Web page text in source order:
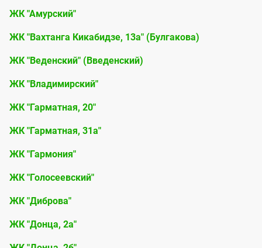
и
.
о
м
п
е
к
с
ы
ЖК "Амурский"
ЖК "Вахтанга Кикабидзе, 13а" (Булгакова)
ЖК "Веденский" (Введенский)
ЖК "Владимирский"
ЖК "Гарматная, 20"
ЖК "Гарматная, 31а"
ЖК "Гармония"
ЖК "Голосеевский"
ЖК "Диброва"
ЖК "Донца, 2а"